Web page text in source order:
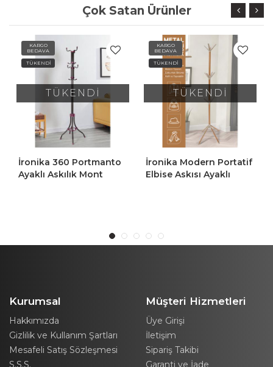
Çok Satan Ürünler
KARGO
BEDAVA
TÜKENDİ
TÜKENDİ
İronika 360 Portmanto
Ayaklı Askılık Mont
KARGO
BEDAVA
TÜKENDİ
TÜKENDİ
İronika Modern Portatif
Elbise Askısı Ayaklı
Kurumsal
Hakkımızda
Gizlilik ve Kullanım Şartları
Mesafeli Satış Sözleşmesi
S.S.S.
Müşteri Hizmetleri
Üye Girişi
İletişim
Sipariş Takibi
Garanti ve İade